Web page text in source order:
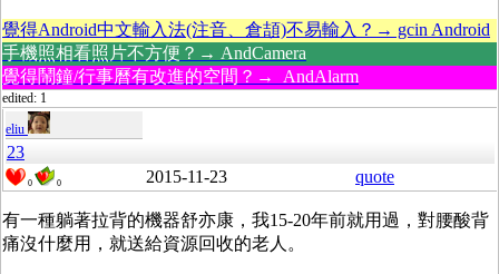
覺得Android中文輸入法(注音、倉頡)不易輸入？→ gcin Android
手機照相看照片不方便？→ AndCamera
覺得鬧鐘/行事曆有改進的空間？→ AndAlarm
edited: 1
eliu
23
0 0 2015-11-23 quote
有一種躺著拉背的機器舒亦康，我15-20年前就用過，對腰酸背
痛沒什麼用，就送給資源回收的老人。